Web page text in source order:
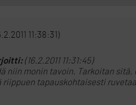
11:38:31)
(16.2.2011 11:31:45)
niin monin tavoin. Tarkoitan
riippuen tapauskohtaisesti